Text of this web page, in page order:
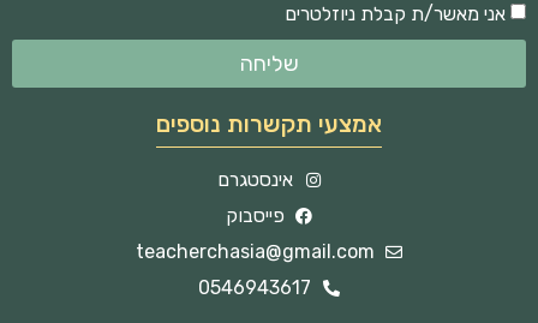
אני מאשר/ת קבלת ניוזלטרים
שליחה
אמצעי תקשרות נוספים
אינסטגרם
פייסבוק
teacherchasia@gmail.com
0546943617